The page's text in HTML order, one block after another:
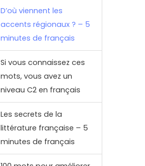
D’où viennent les
accents régionaux ? – 5
minutes de français
Si vous connaissez ces
mots, vous avez un
niveau C2 en français
Les secrets de la
littérature française – 5
minutes de français